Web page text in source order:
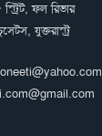
ফল রিভার
যুক্তরাস্ট্র